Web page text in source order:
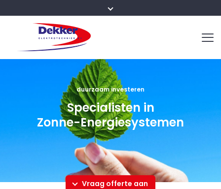
duurzaam investeren
Specialisten in
Zonne-Energiesystemen
Vraag offerte aan